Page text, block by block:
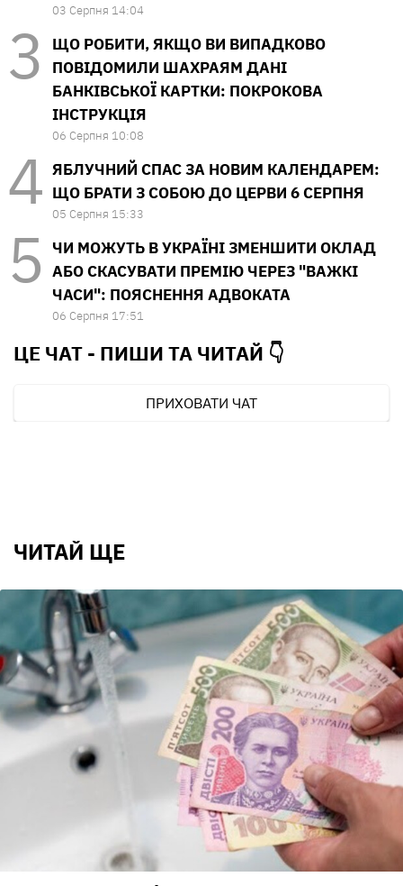
03 Серпня 14:04
ЩО РОБИТИ, ЯКЩО ВИ ВИПАДКОВО
ПОВІДОМИЛИ ШАХРАЯМ ДАНІ
БАНКІВСЬКОЇ КАРТКИ: ПОКРОКОВА
ІНСТРУКЦІЯ
06 Серпня 10:08
ЯБЛУЧНИЙ СПАС ЗА НОВИМ КАЛЕНДАРЕМ:
ЩО БРАТИ З СОБОЮ ДО ЦЕРВИ 6 СЕРПНЯ
05 Серпня 15:33
ЧИ МОЖУТЬ В УКРАЇНІ ЗМЕНШИТИ ОКЛАД
АБО СКАСУВАТИ ПРЕМІЮ ЧЕРЕЗ "ВАЖКІ
ЧАСИ": ПОЯСНЕННЯ АДВОКАТА
06 Серпня 17:51
ЦЕ ЧАТ - ПИШИ ТА ЧИТАЙ 👇
ПРИХОВАТИ ЧАТ
ЧИТАЙ ЩЕ